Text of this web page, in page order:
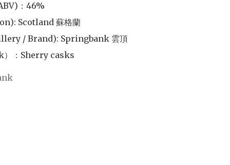
：46%
Scotland 蘇格蘭
/ Brand): Springbank 雲頂
）：Sherry casks